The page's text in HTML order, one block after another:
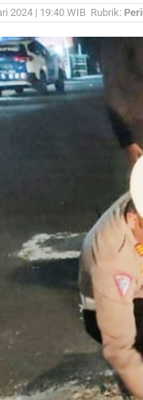
2024 | 19:40 WIB Rubrik: